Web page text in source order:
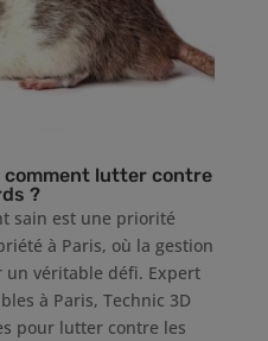
comment lutter contre
?
sain est une priorité
à Paris, où la gestion
véritable défi. Expert
à Paris, Technic 3D
pour lutter contre les